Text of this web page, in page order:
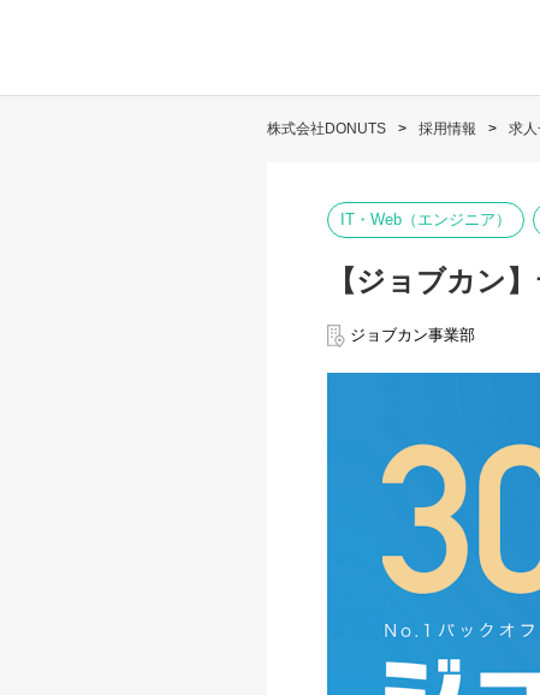
株式会社DONUTS 採用情報 求
IT・Web（エンジニア）
【ジョブカン
ジョブカン事業部